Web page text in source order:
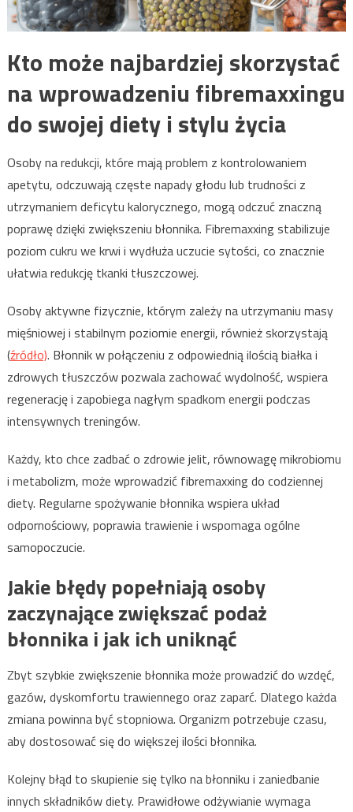
Kto może najbardziej skorzystać
na wprowadzeniu fibremaxxingu
do swojej diety i stylu życia
Osoby na redukcji, które mają problem z kontrolowaniem
apetytu, odczuwają częste napady głodu lub trudności z
utrzymaniem deficytu kalorycznego, mogą odczuć znaczną
poprawę dzięki zwiększeniu błonnika. Fibremaxxing stabilizuje
poziom cukru we krwi i wydłuża uczucie sytości, co znacznie
ułatwia redukcję tkanki tłuszczowej.
Osoby aktywne fizycznie, którym zależy na utrzymaniu masy
mięśniowej i stabilnym poziomie energii, również skorzystają
(źródło). Błonnik w połączeniu z odpowiednią ilością białka i
zdrowych tłuszczów pozwala zachować wydolność, wspiera
regenerację i zapobiega nagłym spadkom energii podczas
intensywnych treningów.
Każdy, kto chce zadbać o zdrowie jelit, równowagę mikrobiomu
i metabolizm, może wprowadzić fibremaxxing do codziennej
diety. Regularne spożywanie błonnika wspiera układ
odpornościowy, poprawia trawienie i wspomaga ogólne
samopoczucie.
Jakie błędy popełniają osoby
zaczynające zwiększać podaż
błonnika i jak ich uniknąć
Zbyt szybkie zwiększenie błonnika może prowadzić do wzdęć,
gazów, dyskomfortu trawiennego oraz zaparć. Dlatego każda
zmiana powinna być stopniowa. Organizm potrzebuje czasu,
aby dostosować się do większej ilości błonnika.
Kolejny błąd to skupienie się tylko na błonniku i zaniedbanie
innych składników diety. Prawidłowe odżywianie wymaga